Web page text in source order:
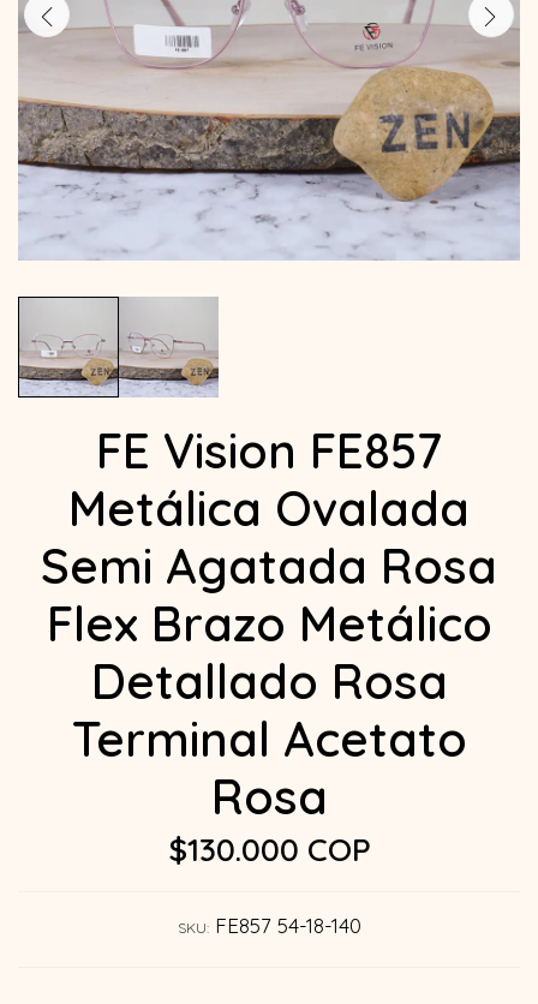
FE Vision FE857
Metálica Ovalada
Semi Agatada Rosa
Flex Brazo Metálico
Detallado Rosa
Terminal Acetato
Rosa
$130.000 COP
SKU: FE857 54-18-140